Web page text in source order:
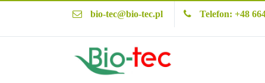
bio-tec@bio-tec.pl Telefon: +48